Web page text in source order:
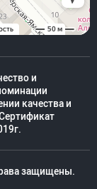
и
качества и
защищены.